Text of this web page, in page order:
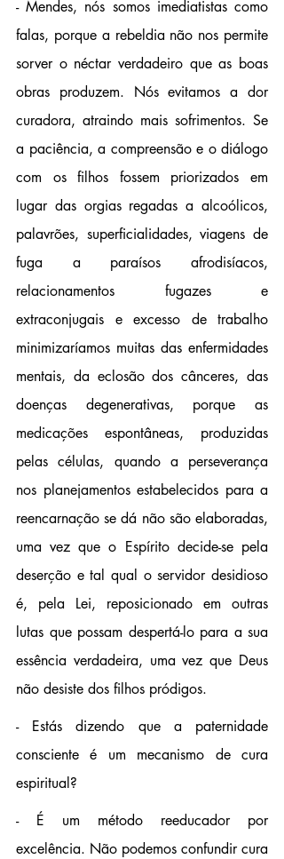
- Mendes, nós somos imediatistas como
falas, porque a rebeldia não nos permite
sorver o néctar verdadeiro que as boas
obras produzem. Nós evitamos a dor
curadora, atraindo mais sofrimentos. Se
a paciência, a compreensão e o diálogo
com os filhos fossem priorizados em
lugar das orgias regadas a alcoólicos,
palavrões, superficialidades, viagens de
fuga a paraísos afrodisíacos,
relacionamentos fugazes e
extraconjugais e excesso de trabalho
minimizaríamos muitas das enfermidades
mentais, da eclosão dos cânceres, das
doenças degenerativas, porque as
medicações espontâneas, produzidas
pelas células, quando a perseverança
nos planejamentos estabelecidos para a
reencarnação se dá não são elaboradas,
uma vez que o Espírito decide-se pela
deserção e tal qual o servidor desidioso
é, pela Lei, reposicionado em outras
lutas que possam despertá-lo para a sua
essência verdadeira, uma vez que Deus
não desiste dos filhos pródigos.
- Estás dizendo que a paternidade
consciente é um mecanismo de cura
espiritual?
- É um método reeducador por
excelência. Não podemos confundir cura